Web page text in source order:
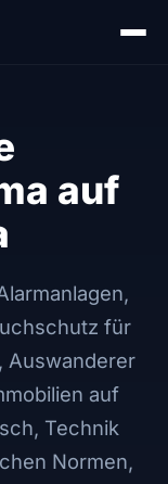
auf
für
Auswanderer
auf
Technik
Normen,